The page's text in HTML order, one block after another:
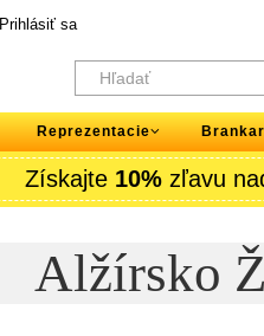
Prihlásiť sa
Reprezentacie
Získajte 10% zľavu
Alžírsko